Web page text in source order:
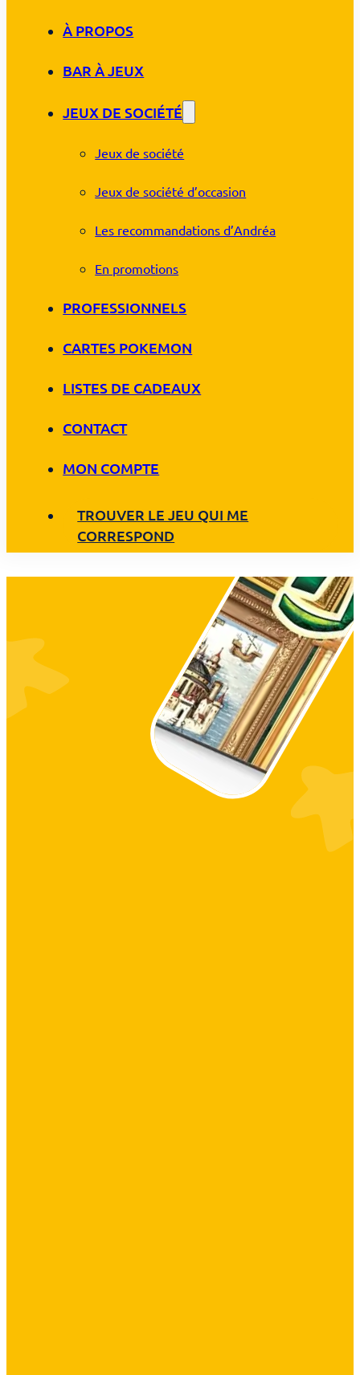
À PROPOS
BAR À JEUX
JEUX DE SOCIÉTÉ
Jeux de société
Jeux de société d’occasion
Les recommandations d’Andréa
En promotions
PROFESSIONNELS
CARTES POKEMON
LISTES DE CADEAUX
CONTACT
MON COMPTE
TROUVER LE JEU QUI ME
CORRESPOND